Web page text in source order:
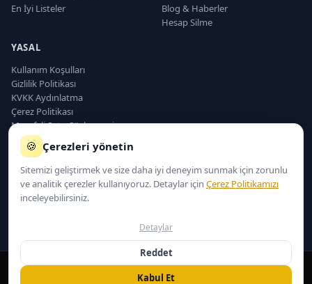
En İyi Listeler
Blog & Haberler
Hesap Silme
YASAL
Kullanım Koşulları
Gizlilik Politikası
KVKK Aydınlatma
Çerez Politikası
Mesafeli Satış Sözleşmesi
Sorumluluk Reddi
Teslimat ve İade
🇹🇷 Türkiye'de Geliştirildi☁️ Bulut Tabanlı
© 2025 – 2026 EmlakCRMx | Tüm Hakları Saklıdır.
Çevrimiçi
🍪 Çerezleri yönetin
Sitemizi geliştirmek ve size daha iyi deneyim sunmak için zorunlu
ve analitik çerezler kullanıyoruz. Detaylar için Çerez Politikamızı
inceleyebilirsiniz.
Kabul Et
Reddet
Detaylar